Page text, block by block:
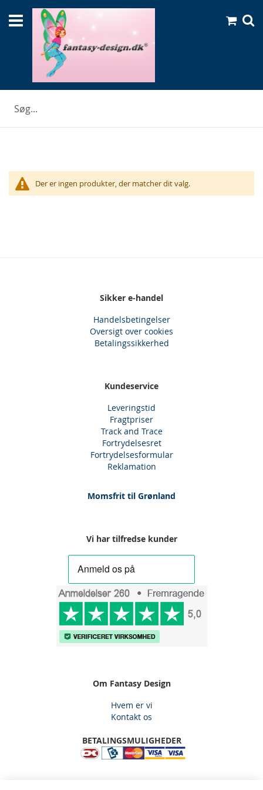
to
Content
Min
Cars
Der er ingen produkter, der matcher dit valg.
Sikker e-handel
Handelsbetingelser
Oversigt over cookies
Betalingssikkerhed
Kundeservice
Leveringstid
Fragtpriser
Track and Trace
Fortrydelsesret
Fortrydelsesformular
Reklamation
Momsfrit til Grønland
Vi har tilfredse kunder
Om Fantasy Design
Hvem er vi
Kontakt os
BETALINGSMULIGHEDER